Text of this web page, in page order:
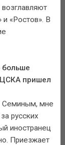
и «Ростов». В
больше
ЦСКА пришел
Семиным, мне
русских
иностранец
Приезжает